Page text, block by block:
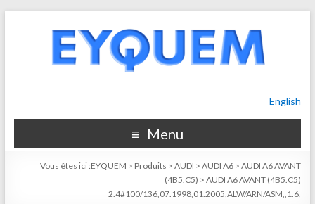
English
Menu
Vous êtes ici :EYQUEM > Produits >AUDI >AUDI A6 >AUDI A6 AVANT
(4B5.C5) >AUDI A6 AVANT (4B5.C5)
2.4#100/136,07.1998,01.2005,ALW/ARN/ASM,,1.6,